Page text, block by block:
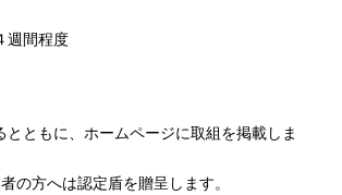
週間程度
とともに、ホームページに取組を掲載しま
の方へは認定盾を贈呈します。